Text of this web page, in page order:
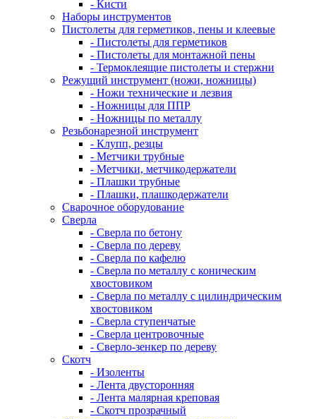
- Кисти
Наборы инструментов
Пистолеты для герметиков, пены и клеевые
- Пистолеты для герметиков
- Пистолеты для монтажной пены
- Термоклеящие пистолеты и стержни
Режущий инструмент (ножи, ножницы)
- Ножи технические и лезвия
- Ножницы для ППР
- Ножницы по металлу
Резьбонарезной инструмент
- Клупп, резцы
- Метчики трубные
- Метчики, метчикодержатели
- Плашки трубные
- Плашки, плашкодержатели
Сварочное оборудование
Сверла
- Сверла по бетону
- Сверла по дереву
- Сверла по кафелю
- Сверла по металлу с коническим
хвостовиком
- Сверла по металлу с цилиндрическим
хвостовиком
- Сверла ступенчатые
- Сверла центровочные
- Сверло-зенкер по дереву
Скотч
- Изоленты
- Лента двусторонняя
- Лента малярная креповая
- Скотч прозрачный